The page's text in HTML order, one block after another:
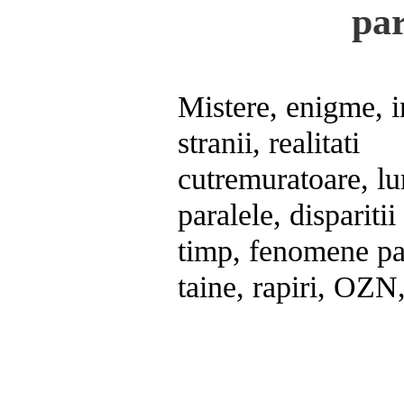
Mistere, enigme,
stranii, realitati
cutremuratoare,
paralele,
timp, fenomene
taine, rapiri,